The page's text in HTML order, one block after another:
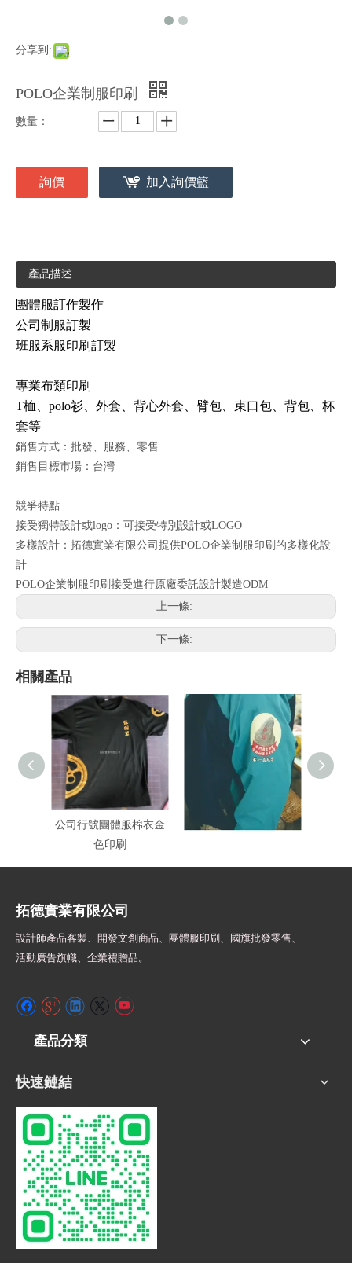
分享到:
POLO企業制服印刷
數量：
詢價 加入詢價籃
產品描述
團體服訂作製作
公司制服訂製
班服系服印刷訂製
專業布類印刷
T桖、polo衫、外套、背心外套、臂包、束口包、背包、杯
套等
銷售方式：批發、服務、零售
銷售目標市場：台灣
競爭特點
接受獨特設計或logo：可接受特別設計或LOGO
多樣設計：拓德實業有限公司提供POLO企業制服印刷的多樣化設
計
POLO企業制服印刷接受進行原廠委託設計製造ODM
上一條:
下一條:
相關產品
公司行號團體服棉衣金
色印刷
背心防風外套印刷
拓德實業有限公司
設計師產品客製、開發文創商品、團體服印刷、 國旗批發零售、
活動廣告旗幟、 企業禮贈品。
產品分類
快速鏈結